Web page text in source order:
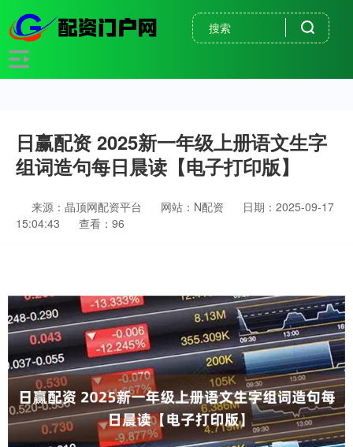
日赢配资 2025新一年级上册语文生字
组词造句每日晨读【电子打印版】
来源：晶顶网配资平台 网站：N配资
日期：2025-09-17
15:04:43
查看：96